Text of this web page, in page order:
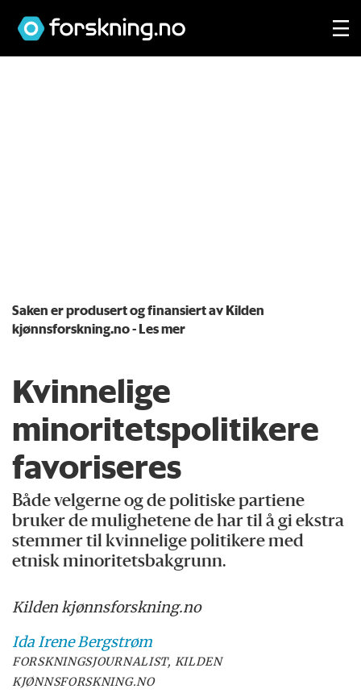
Saken er produsert og finansiert av Kilden
kjønnsforskning.no- Les mer
Kvinnelige
minoritetspolitikere
favoriseres
Både velgerne og de politiske partiene
bruker de mulighetene de har til å gi ekstra
stemmer til kvinnelige politikere med
etnisk minoritetsbakgrunn.
Kilden kjønnsforskning.no
Ida IreneBergstrøm
FORSKNINGSJOURNALIST, KILDEN
KJØNNSFORSKNING.NO